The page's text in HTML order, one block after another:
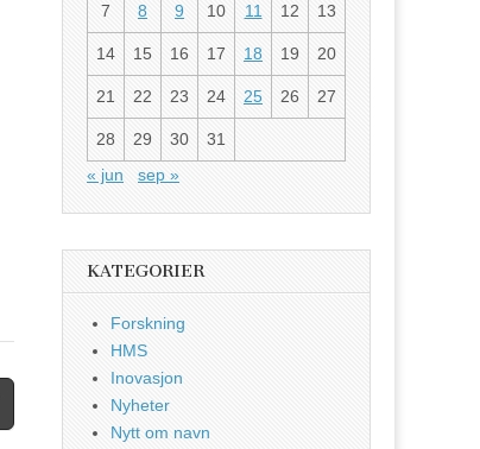
7 8 9 10 11 12 13
14 15 16 17 18 19 20
21 22 23 24 25 26 27
28 29 30
31
« jun
sep »
KATEGORIER
Forskning
HMS
Inovasjon
Nyheter
Nytt om navn